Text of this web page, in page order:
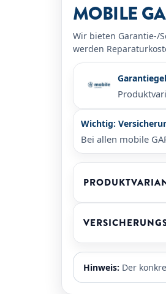
MOBILE
Wir bieten Garantie-/
werden
Wichtig:
Bei allen mobile
Hinweis: Der